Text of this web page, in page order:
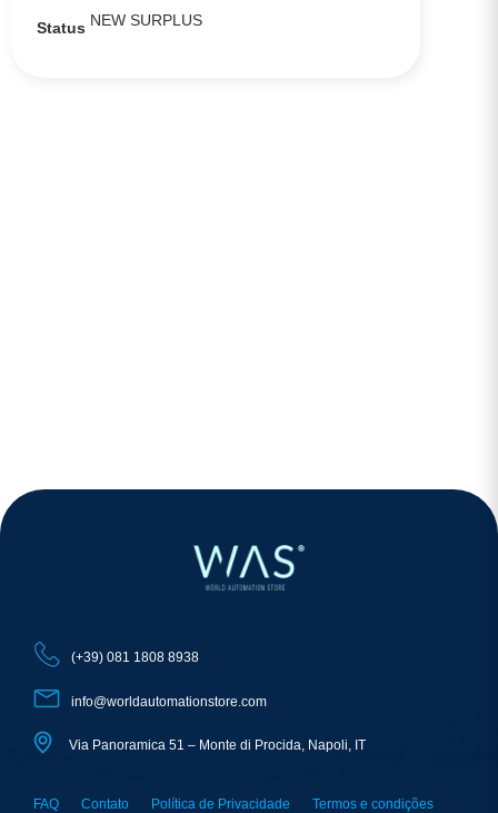
Status NEW SURPLUS
(+39) 081 1808 8938
info@worldautomationstore.com
Via Panoramica 51 – Monte di Procida, Napoli, IT
FAQ Contato Política de Privacidade Termos e condições